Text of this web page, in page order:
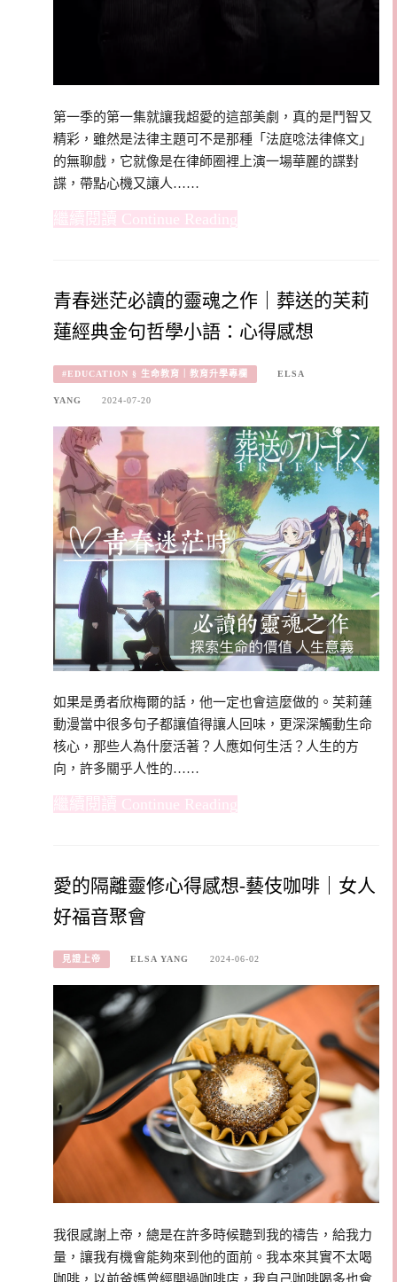
第一季的第一集就讓我超愛的這部美劇，真的是鬥智又
精彩，雖然是法律主題可不是那種「法庭唸法律條文」
的無聊戲，它就像是在律師圈裡上演一場華麗的諜對
諜，帶點心機又讓人……
Continue Reading
青春迷茫必讀的靈魂之作｜葬送的芙莉
蓮經典金句哲學小語：心得感想
#EDUCATION § 生命教育｜教育升學專欄 ELSA
YANG 2024-07-20
如果是勇者欣梅爾的話，他一定也會這麼做的。芙莉蓮
動漫當中很多句子都讓值得讓人回味，更深深觸動生命
核心，那些人為什麼活著？人應如何生活？人生的方
向，許多關乎人性的……
Continue Reading
愛的隔離靈修心得感想-藝伎咖啡｜女人
好福音聚會
見證上帝 ELSA YANG 2024-06-02
我很感謝上帝，總是在許多時候聽到我的禱告，給我力
量，讓我有機會能夠來到他的面前。我本來其實不太喝
咖啡，以前爸媽曾經開過咖啡店，我自己咖啡喝多也會